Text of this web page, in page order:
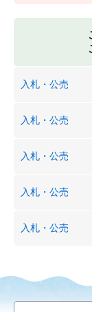
入札・公売
入札・公売
入札・公売
入札・公売
入札・公売